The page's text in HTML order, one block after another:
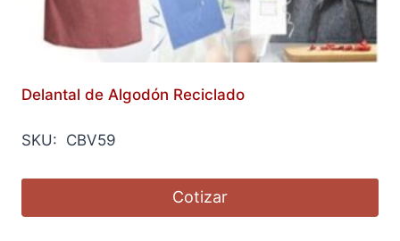
Delantal de Algodón Reciclado
SKU: CBV59
Cotizar